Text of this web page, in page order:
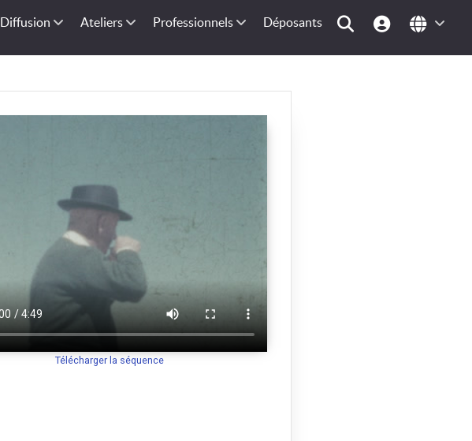
Diffusion Ateliers Professionnels Déposants
Télécharger la séquence